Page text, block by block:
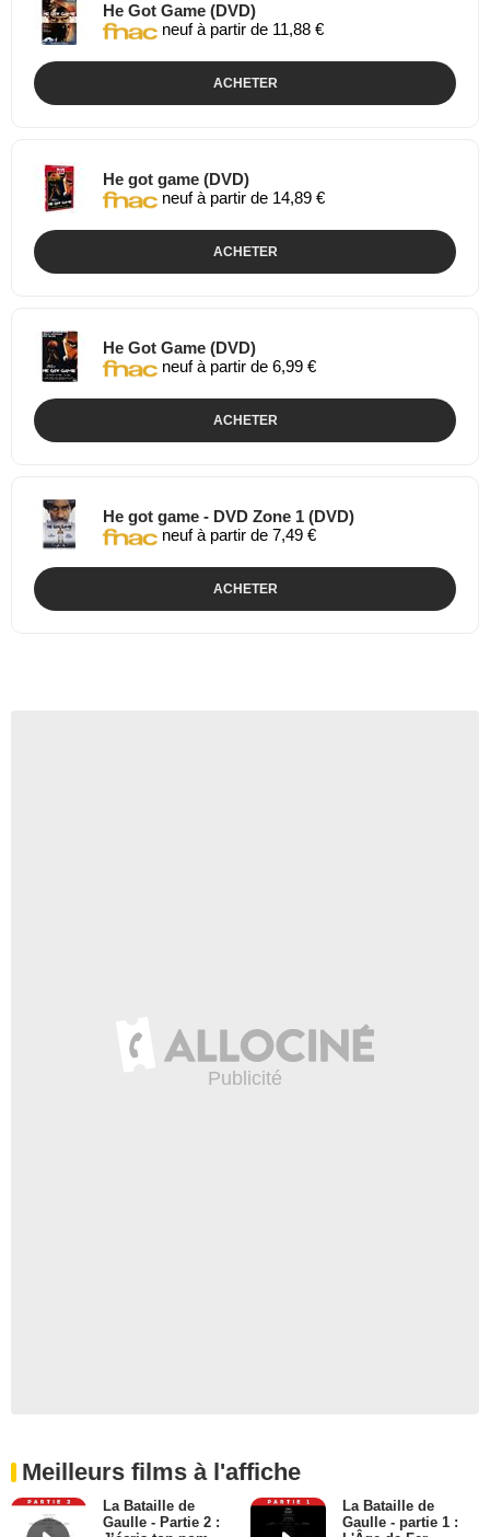
He Got Game (DVD)
neuf à partir de 11,88 €
ACHETER
He got game (DVD)
neuf à partir de 14,89 €
ACHETER
He Got Game (DVD)
neuf à partir de 6,99 €
ACHETER
He got game - DVD Zone 1 (DVD)
neuf à partir de 7,49 €
ACHETER
Meilleurs films à l'affiche
La Bataille de
Gaulle - Partie 2 :
La Bataille de
Gaulle - partie 1 :